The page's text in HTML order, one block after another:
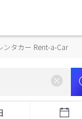
ンタカー Rent-a-Car